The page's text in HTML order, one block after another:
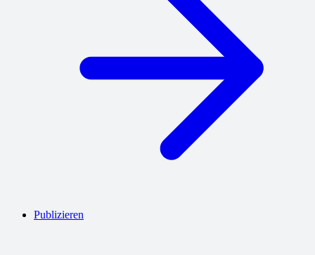
Publizieren